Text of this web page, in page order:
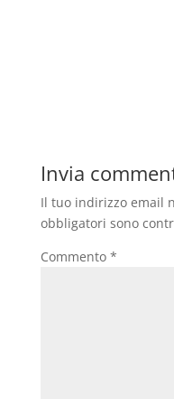
Invia
Il tuo indirizzo email
obbligatori sono
Commento *